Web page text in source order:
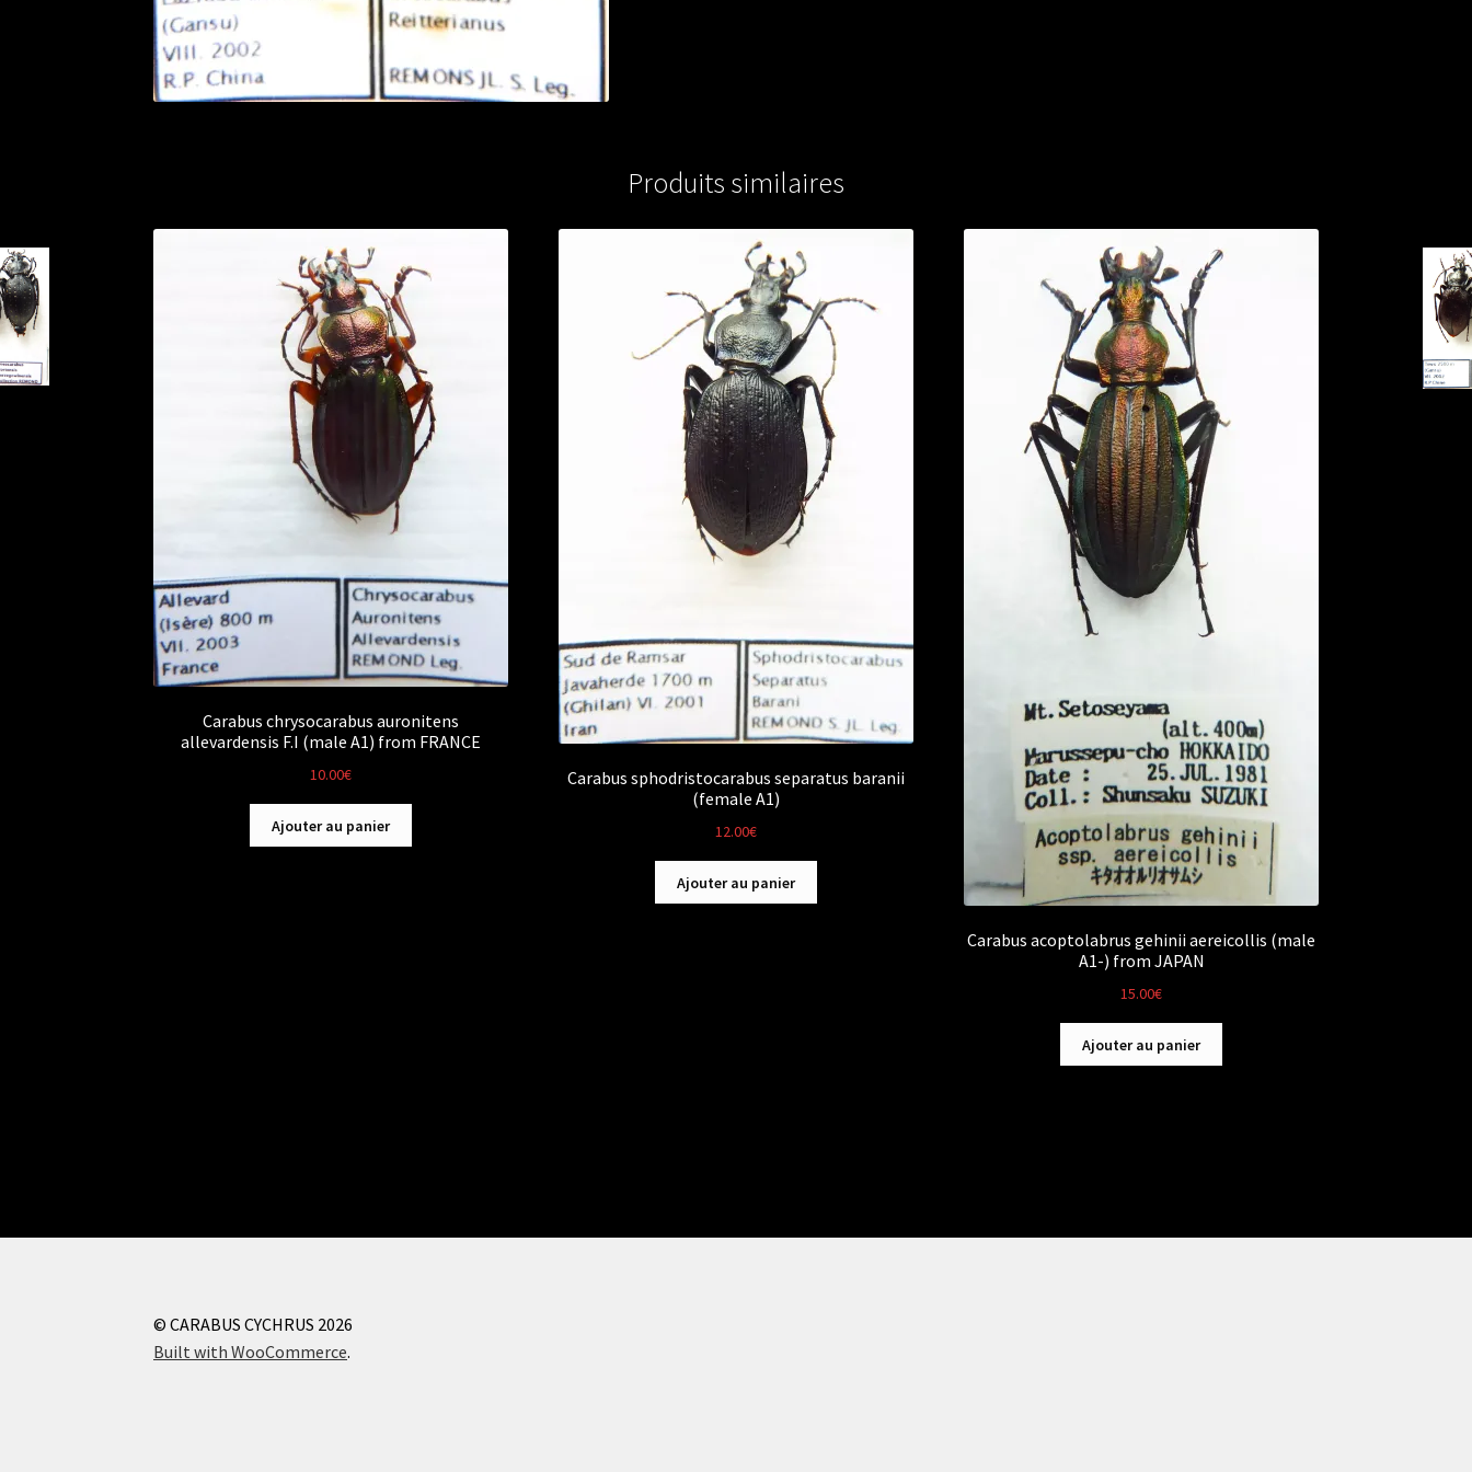
Produits similaires
Carabus chrysocarabus auronitens
allevardensis F.I (male A1) from FRANCE
10.00€
Ajouter au panier
Carabus sphodristocarabus separatus baranii
(female A1)
12.00€
Ajouter au panier
Carabus acoptolabrus gehinii aereicollis (male
A1-) from JAPAN
15.00€
Ajouter au panier
© CARABUS CYCHRUS 2026
Built with WooCommerce.